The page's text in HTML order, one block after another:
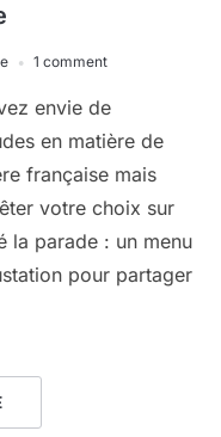
1 comment
envie de
en matière de
française mais
votre choix sur
la parade : un menu
pour partager